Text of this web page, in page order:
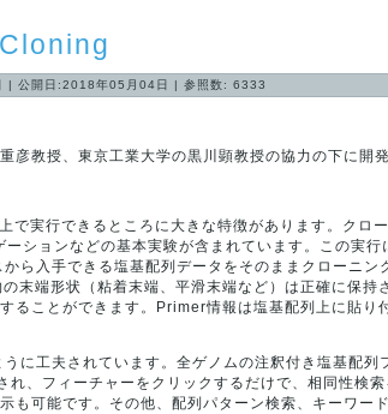
| 公開日:2018年05月04日 | 参照数: 6333
彦教授、東京工業大学の黒川顕教授の協力の下に開発
で実行できるところに大きな特徴があります。クロ
ションなどの基本実験が含まれています。この実行
ら入手できる塩基配列データをそのままクローニン
末端形状（粘着末端、平滑末端など）は正確に保持
ることができます。Primer情報は塩基配列上に貼り
に工夫されています。全ゲノムの注釈付き塩基配列
、フィーチャーをクリックするだけで、相同性検
も可能です。その他、配列パターン検索、キーワー